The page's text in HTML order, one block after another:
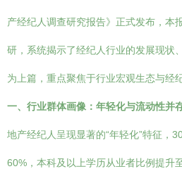
产经纪人调查研究报告》正式发布，本
研，系统揭示了经纪人行业的发展现状
为上篇，重点聚焦于行业宏观生态与经
一、行业群体画像：年轻化与流动性并
地产经纪人呈现显著的“年轻化”特征，
60%，本科及以上学历从业者比例提升